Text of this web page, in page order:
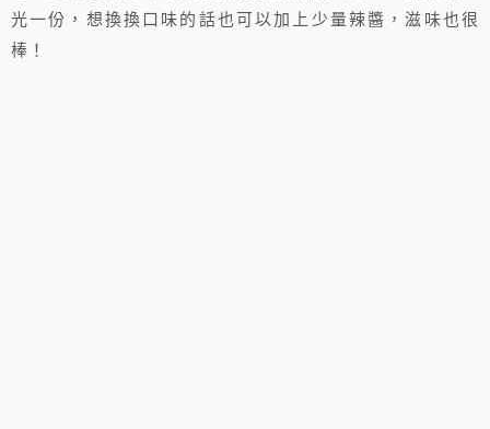
光一份，想換換口味的話也可以加上少量辣醬，滋味也很
棒！